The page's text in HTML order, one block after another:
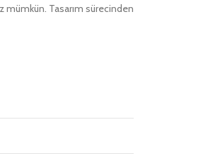
mümkün. Tasarım sürecinden